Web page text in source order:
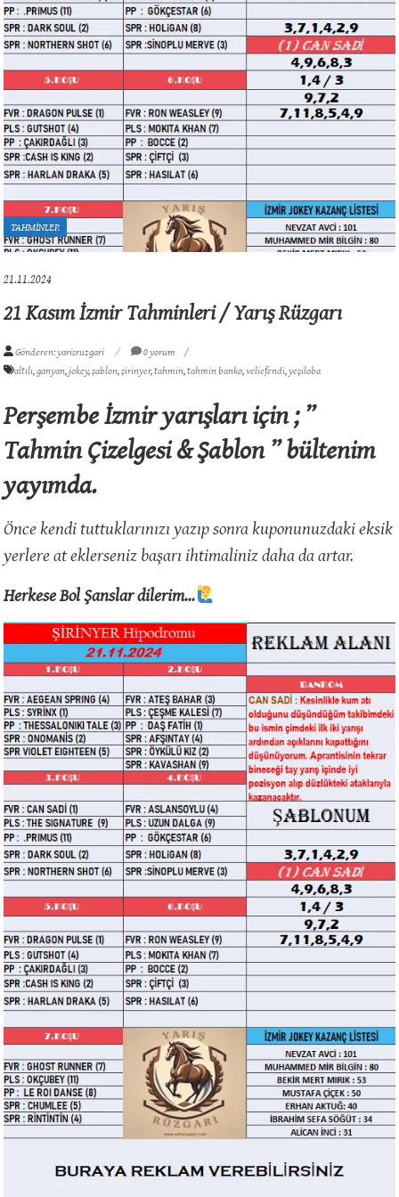
TAHMİNLER
21.11.2024
21 Kasım İzmir Tahminleri / Yarış Rüzgarı
Gönderen: yarisruzgari
0 yorum
altılı,ganyan,jokey,şablon,şirinyer,tahmin,tahmin banko,veliefendi,yeşiloba
Perşembe İzmir yarışları için ; ”
Tahmin Çizelgesi & Şablon ” bültenim
yayımda.
Önce kendi tuttuklarınızı yazıp sonra kuponunuzdaki eksik
yerlere at eklerseniz başarı ihtimaliniz daha da artar.
Herkese Bol Şanslar dilerim…